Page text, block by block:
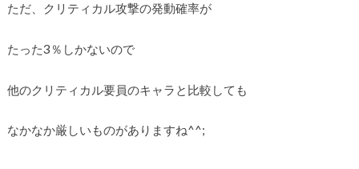
ただ、クリティカル攻撃の発動確率が
たった3％しかないので
他のクリティカル要員のキャラと比較しても
なかなか厳しいものがありますね^^;